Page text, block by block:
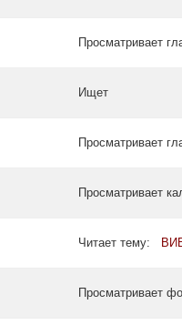
Просматривает
Ищет
Просматривает
Просматривает
Читает тему:
Просматривает